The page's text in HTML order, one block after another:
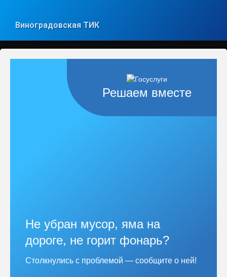
Виноградовская ТИК
Решаем вместе
Не убран мусор, яма на
дороге, не горит фонарь?
Столкнулись с проблемой — сообщите о ней!